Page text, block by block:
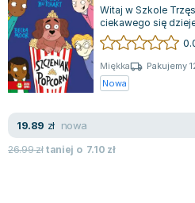
Witaj w Szkole
ciekawego się
przynosi swojego
Miękka
Pakujemy
Nowa
19.89 zł nowa
26.99złtaniej o 7.10 zł